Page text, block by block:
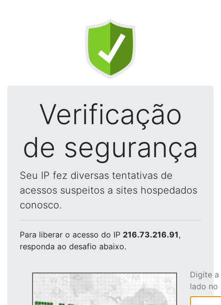
Verificação
de segurança
Seu IP fez diversas tentativas de
acessos suspeitos a sites hospedados
conosco.
Para liberar o acesso do IP 216.73.216.91,
responda ao desafio abaixo.
Digite
lado no